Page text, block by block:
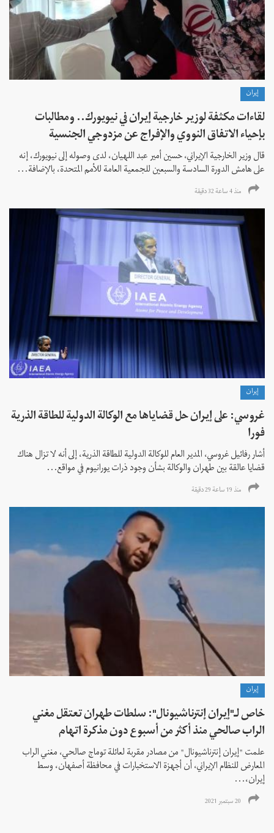
إيران
لقاءات مكثفة لوزير خارجية إيران في نيويورك.. ومطالبات
بإحياء الاتفاق النووي والإفراج عن مزدوجي الجنسية
قال وزير الخارجية الإيراني، حسين أمير عبد اللهيان، لدى وصوله إلى نيويورك، إنه
على هامش الدورة السادسة والسبعين للجمعية العامة للأمم المتحدة، بالإضافة...
منذ 4 ساعة 32 دقیقة
إيران
غروسي: على إيران حل قضاياها مع الوكالة الدولية للطاقة الذرية
فورا
أشار رفائيل غروسي، المدير العام للوكالة الدولية للطاقة الذرية، إلى أنه لا تزال هناك
قضايا عالقة بين طهران والوكالة بشأن وجود ذرات يورانيوم في مواقع...
منذ 19 ساعة 29 دقیقة
إيران
خاص لـ"إيران إنترناشيونال": سلطات طهران تعتقل مغني
الراب صالحي منذ أكثر من أسبوع دون مذكرة اتهام
علمت "إيران إنترناشيونال" من مصادر مقربة لعائلة توماج صالحي، مغني الراب
المعارض للنظام الإيراني، أن أجهزة الاستخبارات في محافظة أصفهان، وسط
إيران،...
20 سبتمبر 2021